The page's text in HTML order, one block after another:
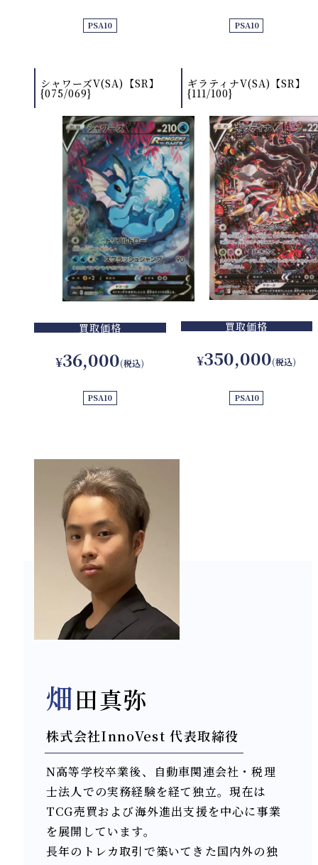
PSA10 PSA10
シャワーズV(SA)【SR】
{075/069}
買取価格
¥36,000(税込)
PSA10
ギラティナV(SA)【SR】
{111/100}
買取価格
¥350,000(税込)
PSA10
畑田真弥
株式会社InnoVest 代表取締役
N高等学校卒業後、自動車関連会社・税理
士法人での実務経験を経て独立。現在は
TCG売買および海外進出支援を中心に事業
を展開しています。
長年のトレカ取引で築いてきた国内外の独